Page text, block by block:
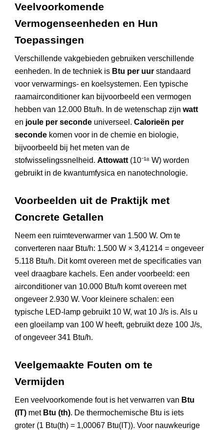
Veelvoorkomende
Vermogenseenheden en Hun
Toepassingen
Verschillende vakgebieden gebruiken verschillende
eenheden. In de techniek is Btu per uur standaard
voor verwarmings- en koelsystemen. Een typische
raamairconditioner kan bijvoorbeeld een vermogen
hebben van 12.000 Btu/h. In de wetenschap zijn watt
en joule per seconde universeel. Calorieën per
seconde komen voor in de chemie en biologie,
bijvoorbeeld bij het meten van de
stofwisselingssnelheid. Attowatt (10⁻¹⁸ W) worden
gebruikt in de kwantumfysica en nanotechnologie.
Voorbeelden uit de Praktijk met
Concrete Getallen
Neem een ruimteverwarmer van 1.500 W. Om te
converteren naar Btu/h: 1.500 W × 3,41214 = ongeveer
5.118 Btu/h. Dit komt overeen met de specificaties van
veel draagbare kachels. Een ander voorbeeld: een
airconditioner van 10.000 Btu/h komt overeen met
ongeveer 2.930 W. Voor kleinere schalen: een
typische LED-lamp gebruikt 10 W, wat 10 J/s is. Als u
een gloeilamp van 100 W heeft, gebruikt deze 100 J/s,
of ongeveer 341 Btu/h.
Veelgemaakte Fouten om te
Vermijden
Een veelvoorkomende fout is het verwarren van Btu
(IT) met Btu (th). De thermochemische Btu is iets
groter (1 Btu(th) = 1,00067 Btu(IT)). Voor nauwkeurige